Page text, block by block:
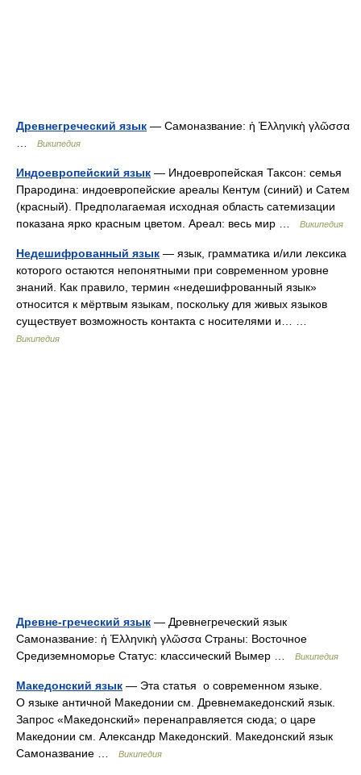
Древнегреческий язык — Самоназвание: ἡ Ἑλληνικὴ γλῶσσα
Википедия
Индоевропейский язык — Индоевропейская Таксон: семья
Прародина: индоевропейские ареалы Кентум (синий) и Сатем
(красный). Предполагаемая исходная область сатемизации
показана ярко красным цветом. Ареал: весь мир …
Википедия
Недешифрованный язык — язык, грамматика и/или лексика
которого остаются непонятными при современном уровне
знаний. Как правило, термин «недешифрованный язык»
относится к мёртвым языкам, поскольку для живых языков
существует возможность контакта с носителями и… …
Википедия
Древне-греческий язык — Древнегреческий язык
Самоназвание: ἡ Ἑλληνικὴ γλῶσσα Страны: Восточное
Средиземноморье Статус: классический Вымер …
Википедия
Македонский язык — Эта статья о современном языке.
О языке античной Македонии см. Древнемакедонский язык.
Запрос «Македонский» перенаправляется сюда; о царе
Македонии см. Александр Македонский. Македонский язык
Самоназвание …
Википедия